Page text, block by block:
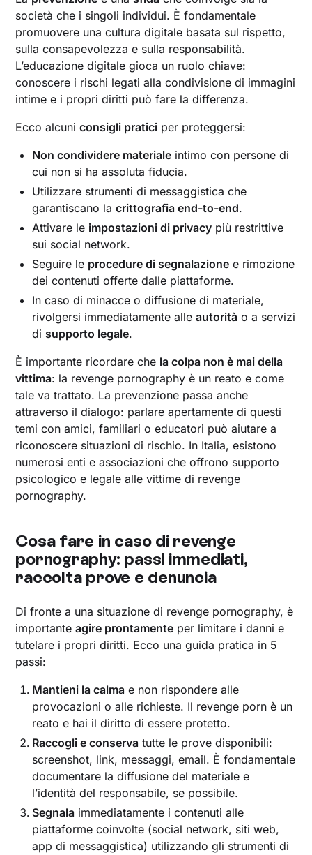
società che i singoli individui. È fondamentale
promuovere una cultura digitale basata sul rispetto,
sulla consapevolezza e sulla responsabilità.
L’educazione digitale gioca un ruolo chiave:
conoscere i rischi legati alla condivisione di immagini
intime e i propri diritti può fare la differenza.
Ecco alcuniconsigli pratici per proteggersi:
Non condividere materiale intimo con persone di
cui non si ha assoluta fiducia.
Utilizzare strumenti di messaggistica che
garantiscano lacrittografia end-to-end.
Attivare le impostazioni di privacy più restrittive
sui social network.
Seguire le procedure di segnalazione e rimozione
dei contenuti offerte dalle piattaforme.
In caso di minacce o diffusione di materiale,
rivolgersi immediatamente alleautorità o a servizi
di supporto legale.
È importante ricordare che la colpa non è mai della
vittima: la revenge pornography è un reato e come
tale va trattato. La prevenzione passa anche
attraverso il dialogo: parlare apertamente di questi
temi con amici, familiari o educatori può aiutare a
riconoscere situazioni di rischio. In Italia, esistono
numerosi enti e associazioni che offrono supporto
psicologico e legale alle vittime di revenge
pornography.
Cosa fare in caso di revenge
pornography: passi immediati,
raccolta prove e denuncia
Di fronte a una situazione di revenge pornography, è
importanteagire prontamente per limitare i danni e
tutelare i propri diritti. Ecco una guida pratica in 5
passi:
Mantieni la calma e non rispondere alle
provocazioni o alle richieste. Il revenge porn è un
reato e hai il diritto di essere protetto.
Raccogli e conserva tutte le prove disponibili:
screenshot, link, messaggi, email. È fondamentale
documentare la diffusione del materiale e
l’identità del responsabile, se possibile.
Segnala immediatamente i contenuti alle
piattaforme coinvolte (social network, siti web,
app di messaggistica) utilizzando gli strumenti di